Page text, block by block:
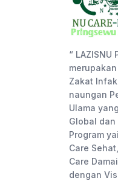
“ LAZISNU
Zakat
naungan
Ulama
Global
Program
Care
Care
dengan